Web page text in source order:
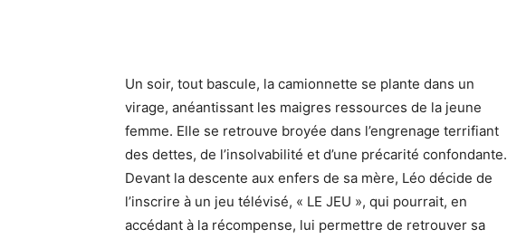
Un soir, tout bascule, la camionnette se plante dans un
virage, anéantissant les maigres ressources de la jeune
femme. Elle se retrouve broyée dans l’engrenage terrifiant
des dettes, de l’insolvabilité et d’une précarité confondante.
Devant la descente aux enfers de sa mère, Léo décide de
l’inscrire à un jeu télévisé, « LE JEU », qui pourrait, en
accédant à la récompense, lui permettre de retrouver sa